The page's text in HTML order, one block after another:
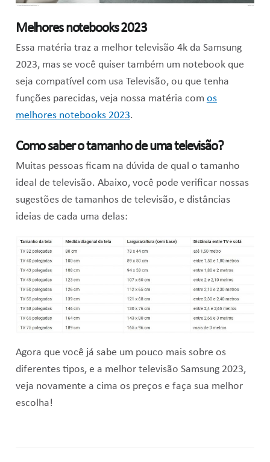
Melhores notebooks 2023
Essa matéria traz a melhor televisão 4k da Samsung
2023, mas se você quiser também um notebook que
seja compatível com usa Televisão, ou que tenha
funções parecidas, veja nossa matéria com os
melhores notebooks 2023.
Como saber o tamanho de uma televisão?
Muitas pessoas ficam na dúvida de qual o tamanho
ideal de televisão. Abaixo, você pode verificar nossas
sugestões de tamanhos de televisão, e distâncias
ideias de cada uma delas:
Agora que você já sabe um pouco mais sobre os
diferentes tipos, e a melhor televisão Samsung 2023,
veja novamente a cima os preços e faça sua melhor
escolha!